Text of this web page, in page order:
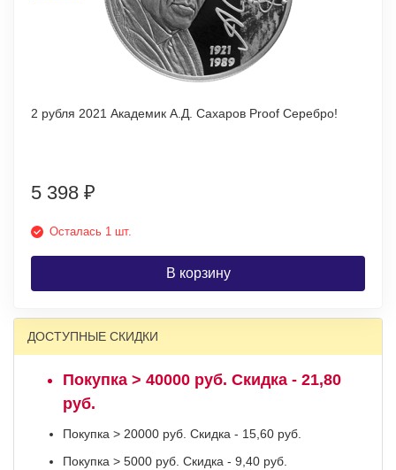
2 рубля 2021 Академик А.Д. Сахаров Proof Серебро!
5 398 ₽
Осталась 1 шт.
В корзину
ДОСТУПНЫЕ СКИДКИ
Покупка > 40000 руб. Скидка - 21,80
руб.
Покупка > 20000 руб. Скидка - 15,60 руб.
Покупка > 5000 руб. Скидка - 9,40 руб.